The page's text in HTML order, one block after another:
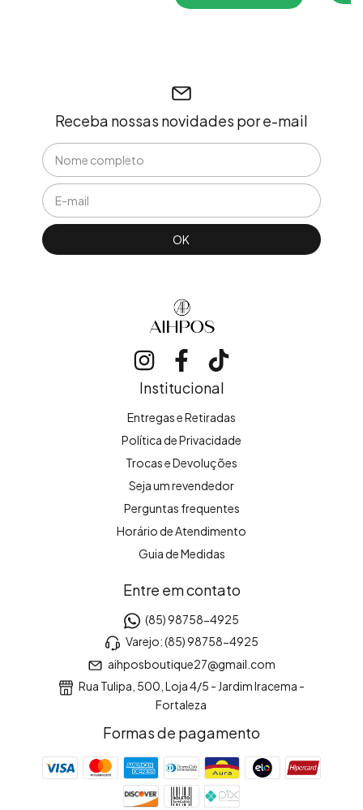
Receba nossas novidades por e-mail
Institucional
Entregas e Retiradas
Política de Privacidade
Trocas e Devoluções
Seja um revendedor
Perguntas frequentes
Horário de Atendimento
Guia de Medidas
Entre em contato
(85) 98758-4925
Varejo: (85) 98758-4925
aihposboutique27@gmail.com
Rua Tulipa, 500, Loja 4/5 - Jardim Iracema -
Fortaleza
Formas de pagamento